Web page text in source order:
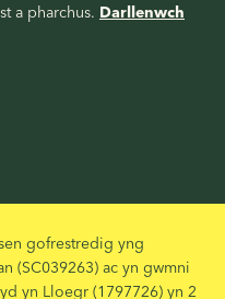
a pharchus. Darllenwch
gofrestredig yng
(SC039263) ac yn gwmni
yn Lloegr (1797726) yn 2